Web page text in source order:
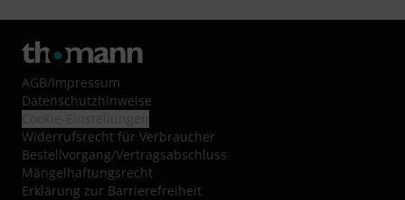
AGB/Impressum
Datenschutzhinweise
Widerrufsrecht für Verbraucher
Bestellvorgang/Vertragsabschluss
Mängelhaftungsrecht
Erklärung zur Barrierefreiheit